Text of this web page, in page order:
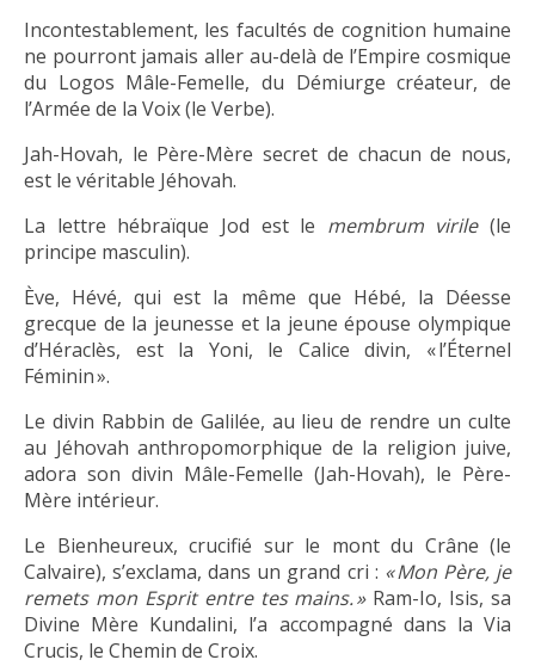
Incontestablement, les facultés de cognition humaine
ne pourront jamais aller au-delà de l’Empire cosmique
du Logos Mâle-Femelle, du Démiurge créateur, de
l’Armée de la Voix (le Verbe).
Jah-Hovah, le Père-Mère secret de chacun de nous,
est le véritable Jéhovah.
La lettre hébraïque Jod est le membrum virile(le
principe masculin).
Ève, Hévé, qui est la même que Hébé, la Déesse
grecque de la jeunesse et la jeune épouse olympique
d’Héraclès, est la Yoni, le Calice divin, « l’Éternel
Féminin ».
Le divin Rabbin de Galilée, au lieu de rendre un culte
au Jéhovah anthropomorphique de la religion juive,
adora son divin Mâle-Femelle (Jah-Hovah), le Père-
Mère intérieur.
Le Bienheureux, crucifié sur le mont du Crâne (le
Calvaire), s’exclama, dans un grand cri : « Mon Père, je
remets mon Esprit entre tes mains. »Ram-Io, Isis, sa
Divine Mère Kundalini, l’a accompagné dans la Via
Crucis, le Chemin de Croix.